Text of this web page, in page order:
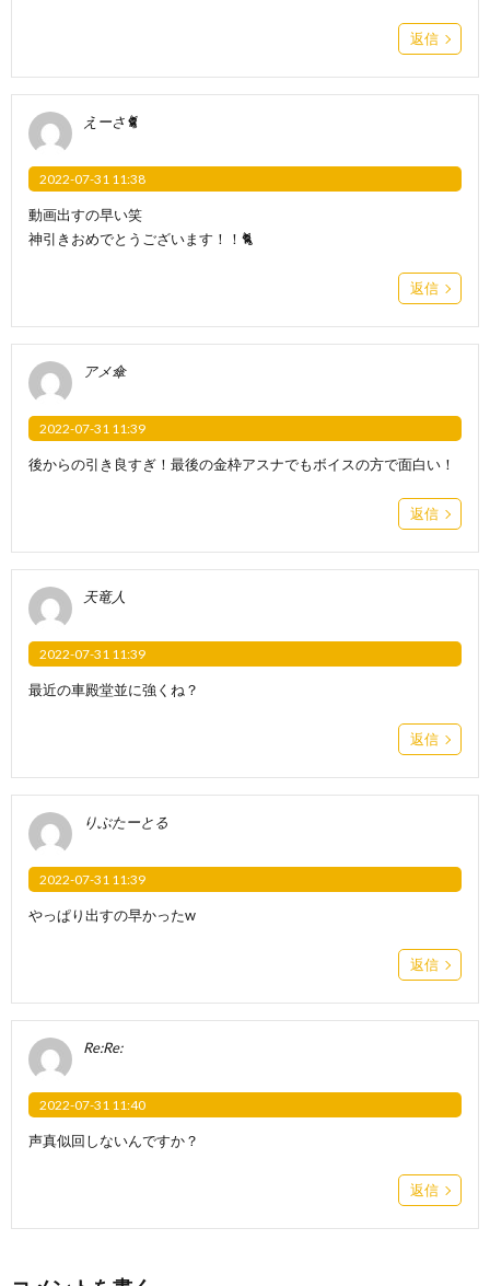
返信
えーさ🐈
2022-07-31 11:38
動画出すの早い笑
神引きおめでとうございます！！🐈
返信
アメ傘
2022-07-31 11:39
後からの引き良すぎ！最後の金枠アスナでもボイスの方で面白い！
返信
天竜人
2022-07-31 11:39
最近の車殿堂並に強くね？
返信
りぶたーとる
2022-07-31 11:39
やっぱり出すの早かったw
返信
Re:Re:
2022-07-31 11:40
声真似回しないんですか？
返信